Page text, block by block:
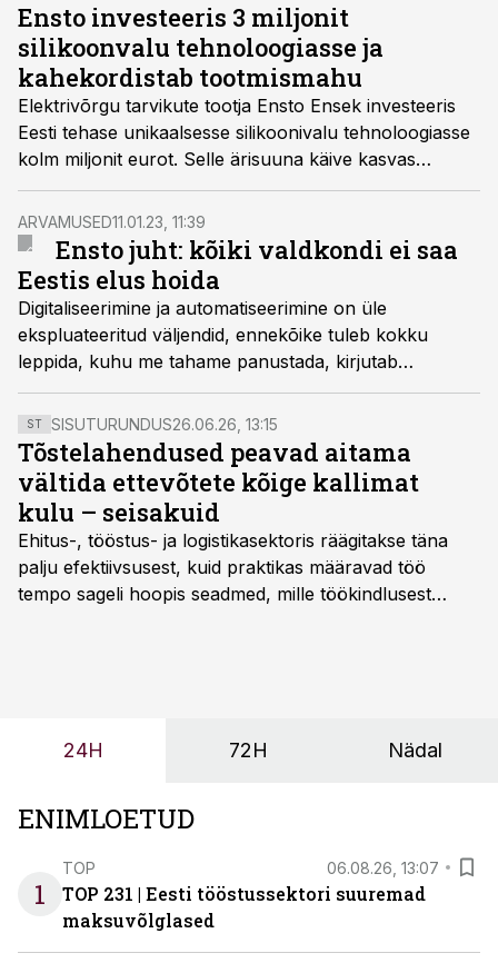
Ensto investeeris 3 miljonit
silikoonvalu tehnoloogiasse ja
kahekordistab tootmismahu
Elektrivõrgu tarvikute tootja Ensto Ensek investeeris
Eesti tehase unikaalsesse silikoonivalu tehnoloogiasse
kolm miljonit eurot. Selle ärisuuna käive kasvas
lõppenud aastal 24% ning ettevõtte eesmärk on
järgmise kolme aasta jooksul silikoonivalu
tootmismahtu kasvatada enam kui kaks korda.
ARVAMUSED11.01.23, 11:39
Ensto juht: kõiki valdkondi ei saa
Eestis elus hoida
Digitaliseerimine ja automatiseerimine on üle
ekspluateeritud väljendid, ennekõike tuleb kokku
leppida, kuhu me tahame panustada, kirjutab
elektroonikatööstuse Ensto juht Kaarel Suuk
vastuseks Tööstusuudiste arvamusliidrite küsitlusele.
ST SISUTURUNDUS26.06.26, 13:15
Tõstelahendused peavad aitama
vältida ettevõtete kõige kallimat
kulu – seisakuid
Ehitus-, tööstus- ja logistikasektoris räägitakse täna
palju efektiivsusest, kuid praktikas määravad töö
tempo sageli hoopis seadmed, mille töökindlusest
24H 72H Nädal
ENIMLOETUD
1
TOP 06.08.26, 13:07
TOP 231 | Eesti tööstussektori suuremad
maksuvõlglased